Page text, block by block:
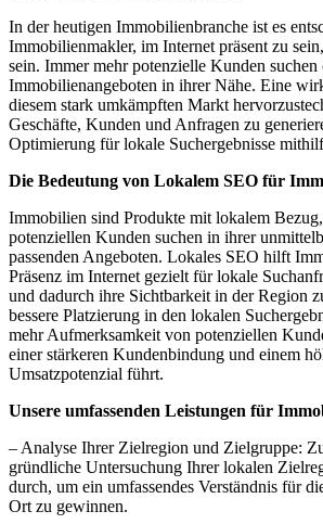
In der heutigen Immobilienbranche ist es
Immobilienmakler, im Internet präsent zu
sein. Immer mehr potenzielle Kunden suchen
Immobilienangeboten in ihrer Nähe. Eine
diesem stark umkämpften Markt
Geschäfte, Kunden und Anfragen zu
Optimierung für lokale Suchergebnisse
Die Bedeutung von Lokalem SEO für
Immobilien sind Produkte mit lokalem
potenziellen Kunden suchen in ihrer
passenden Angeboten. Lokales SEO hilft
Präsenz im Internet gezielt für lokale
und dadurch ihre Sichtbarkeit in der Region
bessere Platzierung in den lokalen
mehr Aufmerksamkeit von potenziellen
einer stärkeren Kundenbindung und einem
Umsatzpotenzial führt.
Unsere umfassenden Leistungen für
– Analyse Ihrer Zielregion und Zielgruppe:
gründliche Untersuchung Ihrer lokalen
durch, um ein umfassendes Verständnis für
Ort zu gewinnen.